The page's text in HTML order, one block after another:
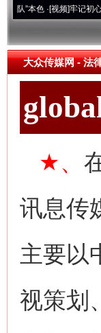
·[视频]牢记初心使命 奋进
大众传媒网- 法
★、
讯息传
主要以
视策划